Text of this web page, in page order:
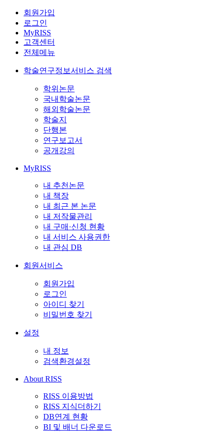
회원가입
로그인
MyRISS
고객센터
전체메뉴
학술연구정보서비스 검색
학위논문
국내학술논문
해외학술논문
학술지
단행본
연구보고서
공개강의
MyRISS
내 추천논문
내 책장
내 최근 본 논문
내 저작물관리
내 구매·신청 현황
내 서비스 사용권한
내 관심 DB
회원서비스
회원가입
로그인
아이디 찾기
비밀번호 찾기
설정
내 정보
검색환경설정
About RISS
RISS 이용방법
RISS 지식더하기
DB연계 현황
BI 및 배너 다운로드